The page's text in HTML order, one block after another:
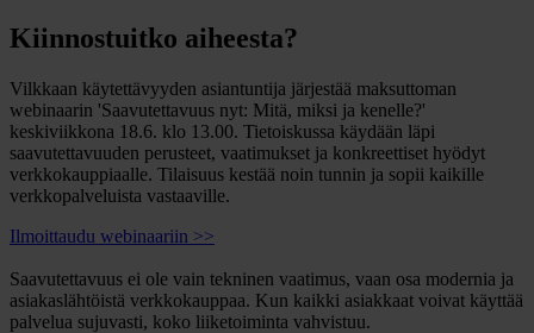
Kiinnostuitko aiheesta?
Vilkkaan käytettävyyden asiantuntija järjestää maksuttoman
webinaarin 'Saavutettavuus nyt: Mitä, miksi ja kenelle?'
keskiviikkona 18.6. klo 13.00. Tietoiskussa käydään läpi
saavutettavuuden perusteet, vaatimukset ja konkreettiset hyödyt
verkkokauppiaalle. Tilaisuus kestää noin tunnin ja sopii kaikille
verkkopalveluista vastaaville.
Ilmoittaudu webinaariin >>
Saavutettavuus ei ole vain tekninen vaatimus, vaan osa modernia ja
asiakaslähtöistä verkkokauppaa. Kun kaikki asiakkaat voivat käyttää
palvelua sujuvasti, koko liiketoiminta vahvistuu.